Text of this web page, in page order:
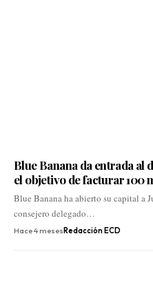
Blue Banana da entrada al
el objetivo de facturar 100
Blue Banana ha abierto su capital a
consejero delegado…
Hace 4 meses Redacción ECD